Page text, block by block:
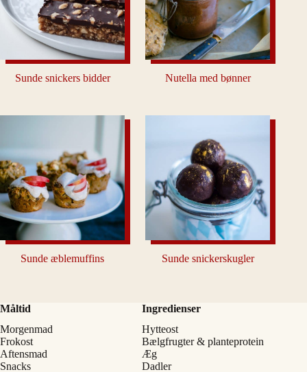
Sunde snickers bidder Nutella med bønner
Sunde æblemuffins Sunde snickerskugler
Måltid
Morgenmad
Frokost
Aftensmad
Snacks
Ingredienser
Hytteost
Bælgfrugter & planteprotein
Æg
Dadler